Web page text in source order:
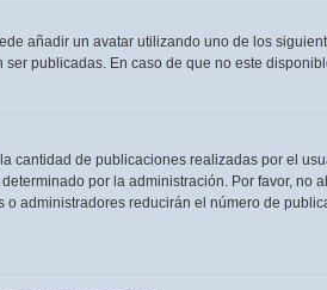
añadir un avatar utilizando uno de los
publicadas. En caso de que no este
cantidad de publicaciones realizadas por el
por la administración. Por favor,
o administradores reducirán el número de